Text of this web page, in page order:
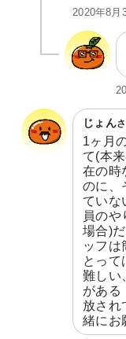
2020年8月
じょん
1ヶ月
て(本
在の時
のに、
ていな
員のや
場合)
ッフは
とって
難しい
がある
放され
緒にお